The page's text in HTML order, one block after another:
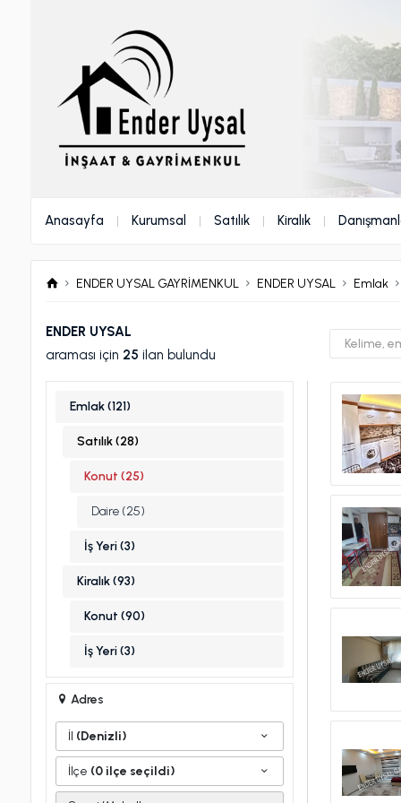
Anasayfa Kurumsal Satılık Kiralık
ENDER UYSAL GAYRİMENKUL ENDER UYSAL Emlak
ENDER UYSAL
araması için 25 ilan bulundu
Emlak (121)
Satılık (28)
Konut (25)
Daire (25)
İş Yeri (3)
Kiralık (93)
Konut (90)
İş Yeri (3)
Adres
İl (Denizli)
İlçe (0 ilçe seçildi)